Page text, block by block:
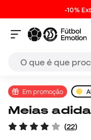
-10%
Em promoção
Meias
(22)